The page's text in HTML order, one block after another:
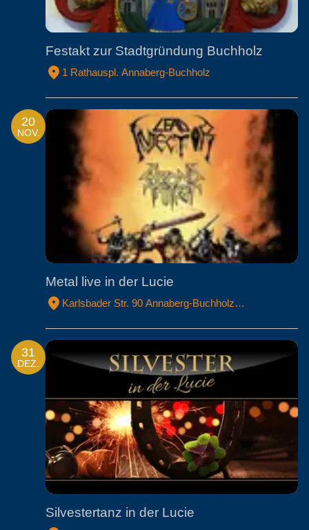
Festakt zur Stadtgründung Buchholz
1 Rathauspl. Annaberg-Buchholz
20
NOV.
Metal live in der Lucie
Karlsbader Str. 90 Annaberg-Buchholz
31
DEZ.
Silvestertanz in der Lucie